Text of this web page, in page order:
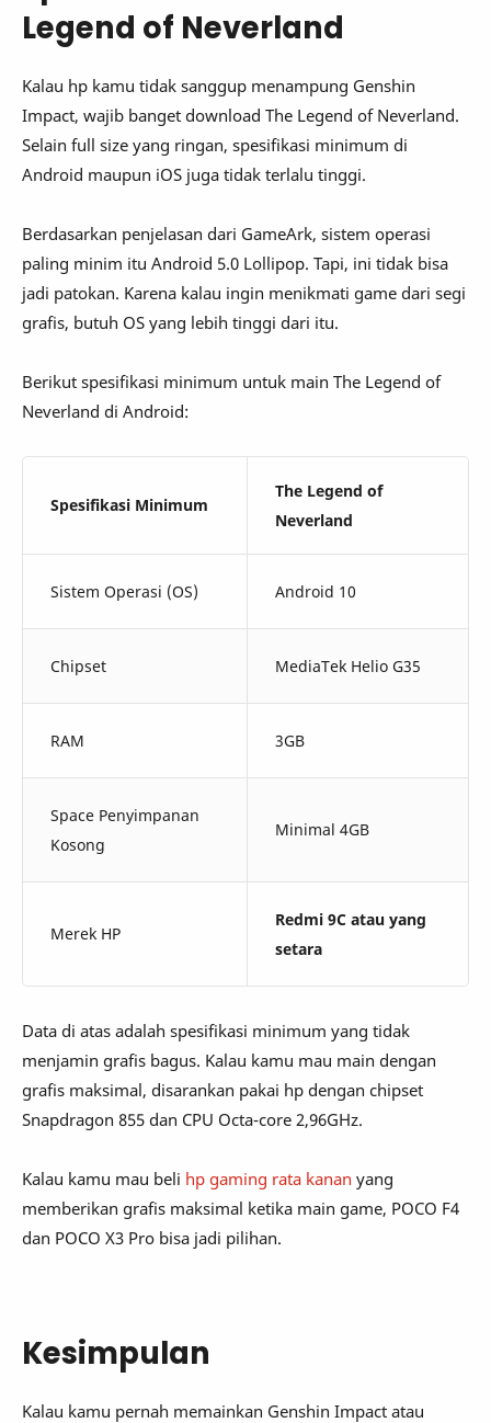
Legend of Neverland
Kalau hp kamu tidak sanggup menampung Genshin
Impact, wajib banget download The Legend of Neverland.
Selain full size yang ringan, spesifikasi minimum di
Android maupun iOS juga tidak terlalu tinggi.
Berdasarkan penjelasan dari GameArk, sistem operasi
paling minim itu Android 5.0 Lollipop. Tapi, ini tidak bisa
jadi patokan. Karena kalau ingin menikmati game dari segi
grafis, butuh OS yang lebih tinggi dari itu.
Berikut spesifikasi minimum untuk main The Legend of
Neverland di Android:
Spesifikasi Minimum
The Legend of
Neverland
Sistem Operasi (OS) Android 10
Chipset MediaTek Helio G35
RAM 3GB
Space Penyimpanan
Kosong
Minimal 4GB
Merek HP
Redmi 9C atau yang
setara
Data di atas adalah spesifikasi minimum yang tidak
menjamin grafis bagus. Kalau kamu mau main dengan
grafis maksimal, disarankan pakai hp dengan chipset
Snapdragon 855 dan CPU Octa-core 2,96GHz.
Kalau kamu mau beli hp gaming rata kanan yang
memberikan grafis maksimal ketika main game, POCO F4
dan POCO X3 Pro bisa jadi pilihan.
Kesimpulan
Kalau kamu pernah memainkan Genshin Impact atau